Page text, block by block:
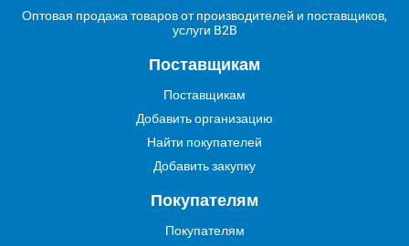
Оптовая продажа товаров от производителей и поставщиков,
услуги B2B
Поставщикам
Поставщикам
Добавить организацию
Найти покупателей
Добавить закупку
Покупателям
Покупателям